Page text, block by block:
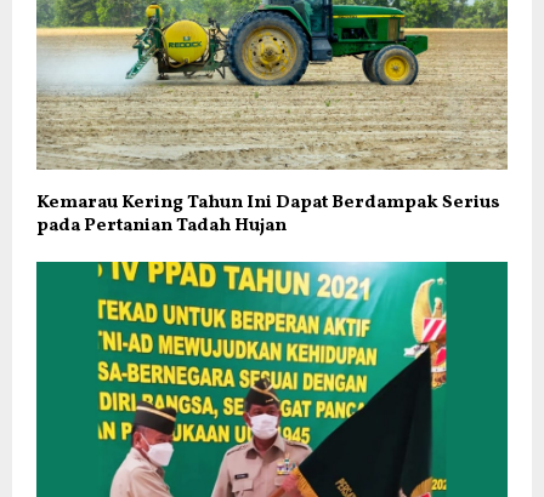
Kemarau Kering Tahun Ini Dapat Berdampak Serius
pada Pertanian Tadah Hujan